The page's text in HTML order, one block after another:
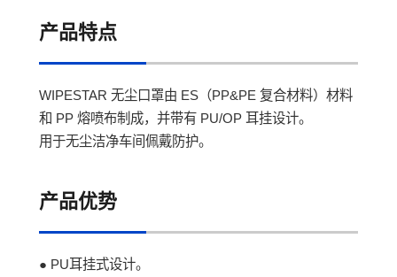
产品特点
WIPESTAR 无尘口罩由 ES（PP&PE 复合材料）材料
和 PP 熔喷布制成，并带有 PU/OP 耳挂设计。
用于无尘洁净车间佩戴防护。
产品优势
● PU耳挂式设计。